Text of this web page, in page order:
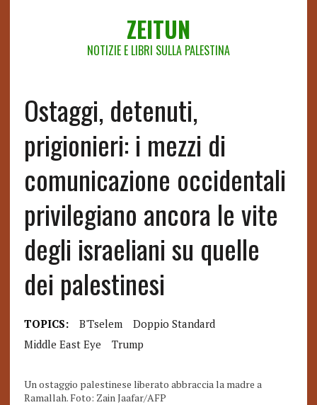
ZEITUN
NOTIZIE E LIBRI SULLA PALESTINA
Ostaggi, detenuti,
prigionieri: i mezzi di
comunicazione occidentali
privilegiano ancora le vite
degli israeliani su quelle
dei palestinesi
TOPICS: B'Tselem
Doppio Standard
Middle East Eye
Trump
Un ostaggio palestinese liberato abbraccia la madre a
Ramallah. Foto: Zain Jaafar/AFP